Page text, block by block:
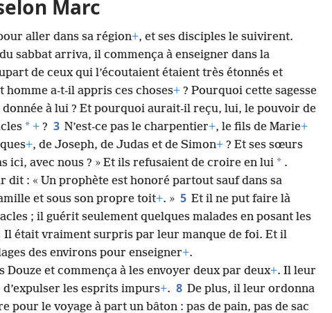
Marc
aller dans sa région+, et ses disciples le suivirent.
sabbat arriva, il commença à enseigner dans la
de ceux qui l’écoutaient étaient très étonnés et
homme a-t-il appris ces choses+ ? Pourquoi cette sagesse
à lui ? Et pourquoi aurait-il reçu, lui, le pouvoir de
* + ? 3 N’est-ce pas le charpentier+, le fils de Marie+
+, de Joseph, de Judas et de Simon+ ? Et ses sœurs
ici, avec nous ? » Et ils refusaient de croire en lui * .
dit : « Un prophète est honoré partout sauf dans sa
et sous son propre toit+. » 5 Et il ne put faire là
; il guérit seulement quelques malades en posant les
Il était vraiment surpris par leur manque de foi. Et il
des environs pour enseigner+.
Douze et commença à les envoyer deux par deux+. Il leur
les esprits impurs+. 8 De plus, il leur ordonna
pour le voyage à part un bâton : pas de pain, pas de sac